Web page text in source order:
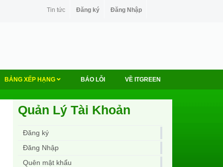
Tin tức Đăng ký Đăng Nhập
BẢNG XẾP HẠNG BÁO LỖI VỀ ITGREEN
Quản Lý Tài Khoản
Đăng ký
Đăng Nhập
Quên mật khẩu